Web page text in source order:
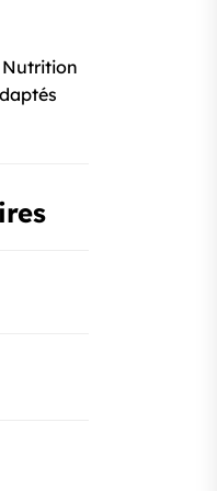
Nutrition